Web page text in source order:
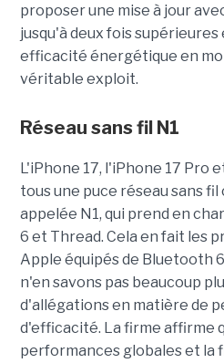
proposer une mise à jour
jusqu'à deux fois
efficacité énergétique en
véritable exploit.
Réseau sans fil N1
L'iPhone 17, l'iPhone 17 Pro
tous une puce réseau sans
appelée N1, qui prend en
6 et Thread. Cela en fait les
Apple équipés de Bluetooth
n'en savons pas beaucoup
d'allégations en matière de
d'efficacité. La firme affirme
performances globales et la